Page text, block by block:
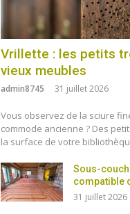
Vrillette : les petits
vieux meubles
admin8745 31 juillet 2026
Vous observez de la sciure
commode ancienne ? Des
la surface de votre
Sous-
compatible
31 juillet 2026